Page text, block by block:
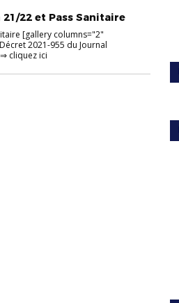
21/22 et Pass Sanitaire
[gallery columns="2"
2021-955 du Journal
cliquez ici